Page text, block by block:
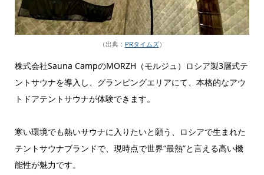
（出典： PRタイムズ）
株式会社Sauna CampのMORZH（モルジュ）ロシア製3層式テ
ントサウナを導入し、グランピングエリアにて、本格的なアウ
トドアテントサウナが体験できます。
寒い環境でも熱いサウナに入りたいと願う、ロシアで生まれた
テントサウナブランドで、現時点で世界“最熱”と言える高い機
能性が魅力です。